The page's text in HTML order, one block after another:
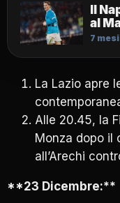
Il
al
7
La Lazio apre
Alle 20.45, la
Monza dopo il
all’Arechi
**23 Dicembre:**